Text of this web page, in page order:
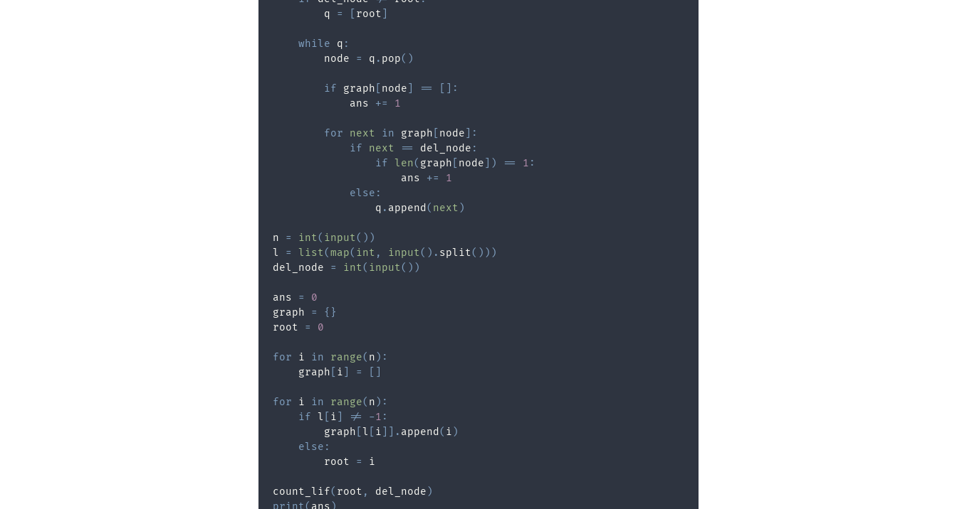
        q
= root
while q :
        node
= q . pop( )
if graph node ==
:
            ans
+= 1
for next in graph node
:
if
next == del_node :
if
len( graph node ) == 1 :
                    ans
+=
1
else :
                q
. append ( next )
n = int( input( ) )
l = list(map( int , input( ) . split( ) ) )
del_node = int( input( ) )
ans =
0
graph = { }
root = 0
for i in range( n ) :
    graph
i =
for i in range( n ) :
if l i != -1 :
        graph
l i . append ( i )
else :
        root
=
count_lif( root , del_node )
print( ans )